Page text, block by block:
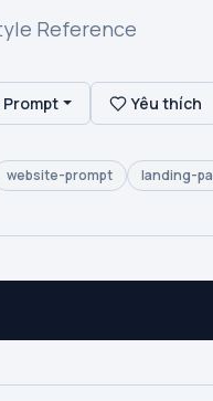
Reference
Prompt Yêu thích
website-prompt landing-